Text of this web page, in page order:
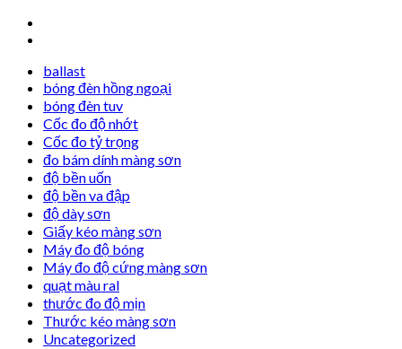
ballast
bóng đèn hồng ngoại
bóng đèn tuv
Cốc đo độ nhớt
Cốc đo tỷ trọng
đo bám dính màng sơn
độ bền uốn
độ bền va đập
độ dày sơn
Giấy kéo màng sơn
Máy đo độ bóng
Máy đo độ cứng màng sơn
quạt màu ral
thước đo độ mịn
Thước kéo màng sơn
Uncategorized